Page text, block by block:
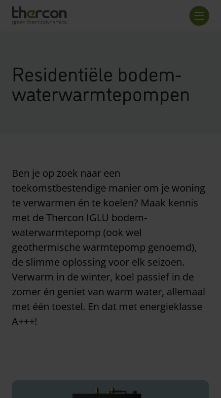
Overzicht checkout
Residentiële bodem-
waterwarmtepompen
Ben je op zoek naar een
toekomstbestendige manier om je woning
te verwarmen én te koelen? Maak kennis
met de Thercon IGLU bodem-
waterwarmtepomp (ook wel
geothermische warmtepomp genoemd),
de slimme oplossing voor elk seizoen.
Verwarm in de winter, koel passief in de
zomer én geniet van warm water, allemaal
met één toestel. En dat met energieklasse
A+++!